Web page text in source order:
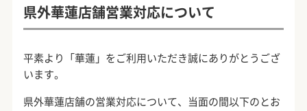
県外華蓮店舗営業対応について
平素より「華蓮」をご利用いただき誠にありがとうござ
います。
県外華蓮店舗の営業対応について、当面の間以下のとお